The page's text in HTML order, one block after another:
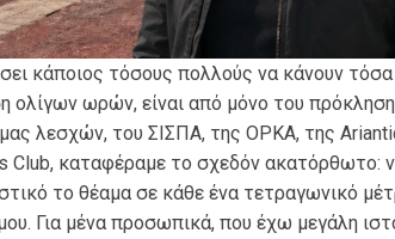
κάποιος τόσους πολλούς να κάνουν
ολίγων ωρών, είναι από μόνο του
λεσχών, του ΣΙΣΠΑ, της ΟΡΚΑ, της
Club, καταφέραμε το σχεδόν ακατόρθωτο:
το θέαμα σε κάθε ένα τετραγωνικό
Για μένα προσωπικά, που έχω μεγάλη